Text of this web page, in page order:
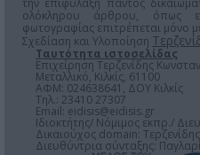
την επιφύλαξη παντός
ολόκληρου άρθρου, όπως
φωτογραφίας επιτρέπεται μόνο
Σχεδίαση και Υλοποίηση
Ταυτότητα ιστοσελίδας
Επιχείρηση Τερζενίδης
Μεταλλικό, Κιλκίς, 61100
ΑΦΜ: 024638641, ΔΟΥ Κιλκίς
Τηλ.: 23410 27307
Email: eidisis@eidisis.gr
Ιδιοκτήτης/ Νόμιμος εκπρ./
Δικαιούχος domain:
Διευθύντρια σύνταξης: